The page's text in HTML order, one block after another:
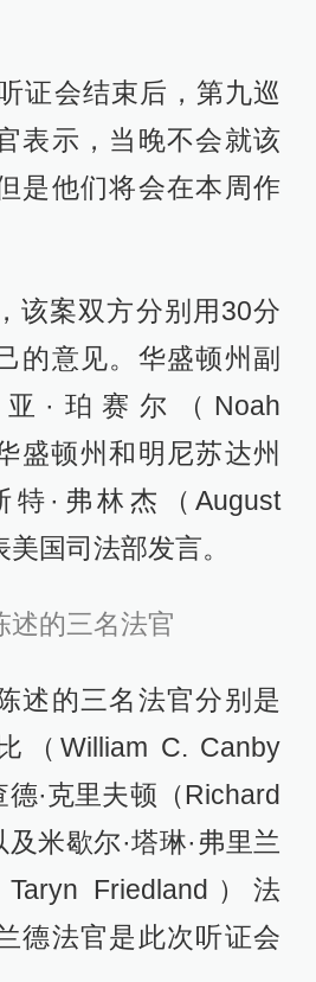
证会结束后，第九巡
表示，当晚不会就该
是他们将会在本周作
该案双方分别用30分
的意见。华盛顿州副
·珀赛尔（Noah
盛顿州和明尼苏达州
特·弗林杰（August
国司法部发言。
述的三名法官
述的三名法官分别是
（William C. Canby
·克里夫顿（Richard
米歇尔·塔琳·弗里兰
Friedland）法
德法官是此次听证会